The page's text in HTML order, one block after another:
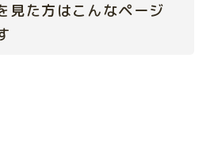
見た方はこんなページ